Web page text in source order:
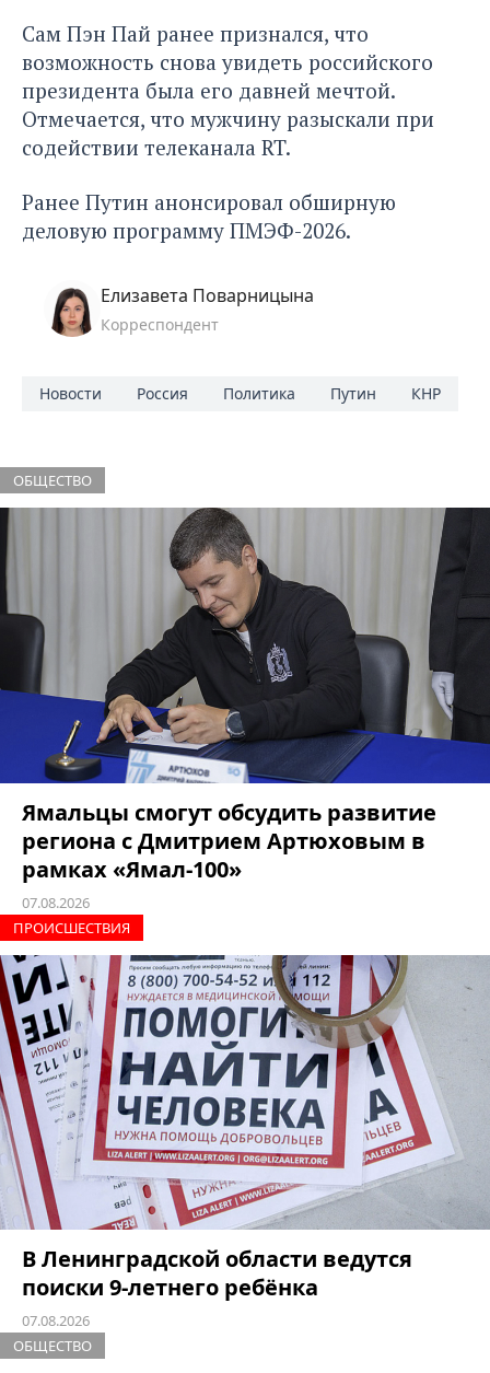
Сам Пэн Пай ранее признался, что
возможность снова увидеть российского
президента была его давней мечтой.
Отмечается, что мужчину разыскали при
содействии телеканала RT.
Ранее Путин анонсировал обширную
деловую программу ПМЭФ-2026.
Елизавета Поварницына
Корреспондент
Новости Россия Политика Путин КНР
ОБЩЕСТВО
Ямальцы смогут обсудить развитие
региона с Дмитрием Артюховым в
рамках «Ямал-100»
07.08.2026
ПРОИCШЕСТВИЯ
В Ленинградской области ведутся
поиски 9-летнего ребёнка
07.08.2026
ОБЩЕСТВО